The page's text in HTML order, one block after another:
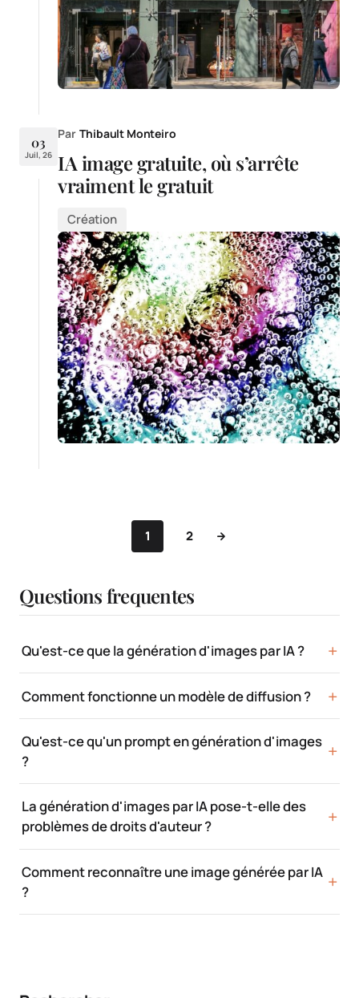
03
Juil, 26
Par Thibault Monteiro
IA image gratuite, où s’arrête
vraiment le gratuit
Création
1 2
Questions frequentes
Qu'est-ce que la génération d'images par IA ?
Comment fonctionne un modèle de diffusion ?
Qu'est-ce qu'un prompt en génération d'images
?
La génération d'images par IA pose-t-elle des
problèmes de droits d'auteur ?
Comment reconnaître une image générée par IA
?